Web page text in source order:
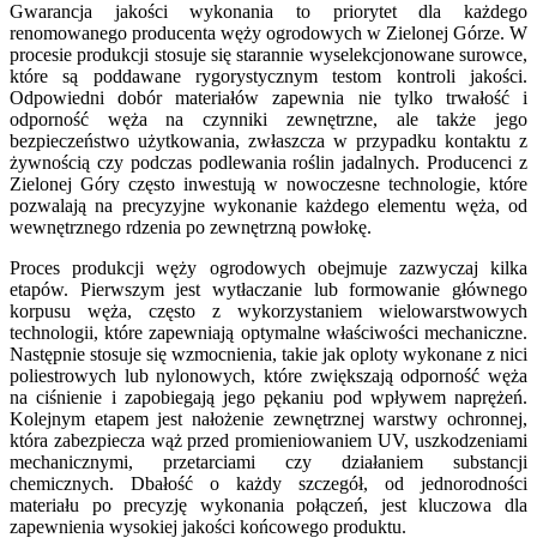
Gwarancja jakości wykonania to priorytet dla każdego
renomowanego producenta węży ogrodowych w Zielonej Górze. W
procesie produkcji stosuje się starannie wyselekcjonowane surowce,
które są poddawane rygorystycznym testom kontroli jakości.
Odpowiedni dobór materiałów zapewnia nie tylko trwałość i
odporność węża na czynniki zewnętrzne, ale także jego
bezpieczeństwo użytkowania, zwłaszcza w przypadku kontaktu z
żywnością czy podczas podlewania roślin jadalnych. Producenci z
Zielonej Góry często inwestują w nowoczesne technologie, które
pozwalają na precyzyjne wykonanie każdego elementu węża, od
wewnętrznego rdzenia po zewnętrzną powłokę.
Proces produkcji węży ogrodowych obejmuje zazwyczaj kilka
etapów. Pierwszym jest wytłaczanie lub formowanie głównego
korpusu węża, często z wykorzystaniem wielowarstwowych
technologii, które zapewniają optymalne właściwości mechaniczne.
Następnie stosuje się wzmocnienia, takie jak oploty wykonane z nici
poliestrowych lub nylonowych, które zwiększają odporność węża
na ciśnienie i zapobiegają jego pękaniu pod wpływem naprężeń.
Kolejnym etapem jest nałożenie zewnętrznej warstwy ochronnej,
która zabezpiecza wąż przed promieniowaniem UV, uszkodzeniami
mechanicznymi, przetarciami czy działaniem substancji
chemicznych. Dbałość o każdy szczegół, od jednorodności
materiału po precyzję wykonania połączeń, jest kluczowa dla
zapewnienia wysokiej jakości końcowego produktu.